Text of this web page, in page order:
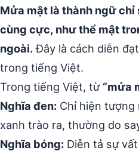
Mửa mật là thành ngữ chỉ
cùng cực, như thể mật
ngoài.Đây là cách diễn
trong tiếng Việt.
Trong tiếng Việt, từ “mửa
Nghĩa đen: Chỉ hiện tượng
xanh trào ra, thường do
Nghĩa bóng: Diễn tả sự